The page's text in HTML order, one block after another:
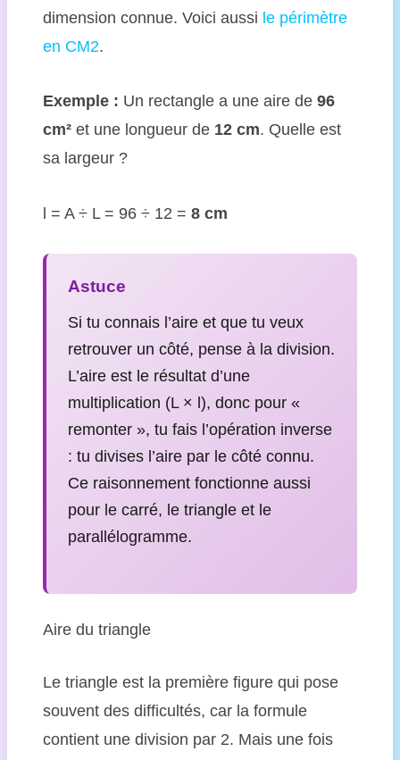
dimension connue. Voici aussi le périmètre
en CM2.
Exemple : Un rectangle a une aire de 96
cm²et une longueur de 12 cm. Quelle est
sa largeur ?
l = A ÷ L = 96 ÷ 12 = 8 cm
Astuce
Si tu connais l’aire et que tu veux
retrouver un côté, pense à la division.
L’aire est le résultat d’une
multiplication (L × l), donc pour «
remonter », tu fais l’opération inverse
: tu divises l’aire par le côté connu.
Ce raisonnement fonctionne aussi
pour le carré, le triangle et le
parallélogramme.
Aire du triangle
Le triangle est la première figure qui pose
souvent des difficultés, car la formule
contient une division par 2. Mais une fois